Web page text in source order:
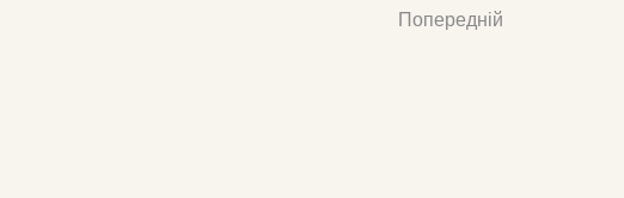
Попередній